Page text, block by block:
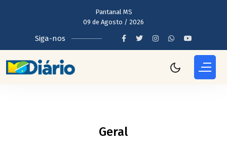
Pantanal MS
09 de Agosto / 2026
Siga-nos
Geral